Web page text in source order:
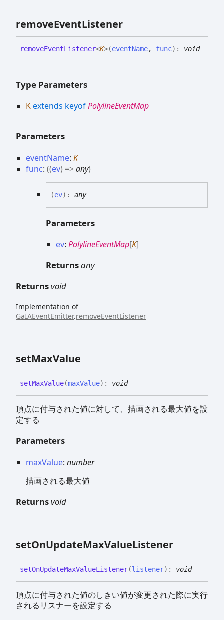
removeEventListener
removeEventListener<K>(eventName, func) : void
Type Parameters
Kextends keyofPolylineEventMap
Parameters
eventName: K
func: ((ev) =>any)
(ev) : any
Parameters
ev: PolylineEventMap[K]
Returnsany
Returnsvoid
Implementation of
GaIAEventEmitter.removeEventListener
setMaxValue
setMaxValue(maxValue) : void
頂点に付与された値に対して、描画される最大値を設
定する
Parameters
maxValue: number
描画される最大値
Returnsvoid
setOnUpdateMaxValueListener
setOnUpdateMaxValueListener(listener) : void
頂点に付与された値のしきい値が変更された際に実行
されるリスナーを設定する